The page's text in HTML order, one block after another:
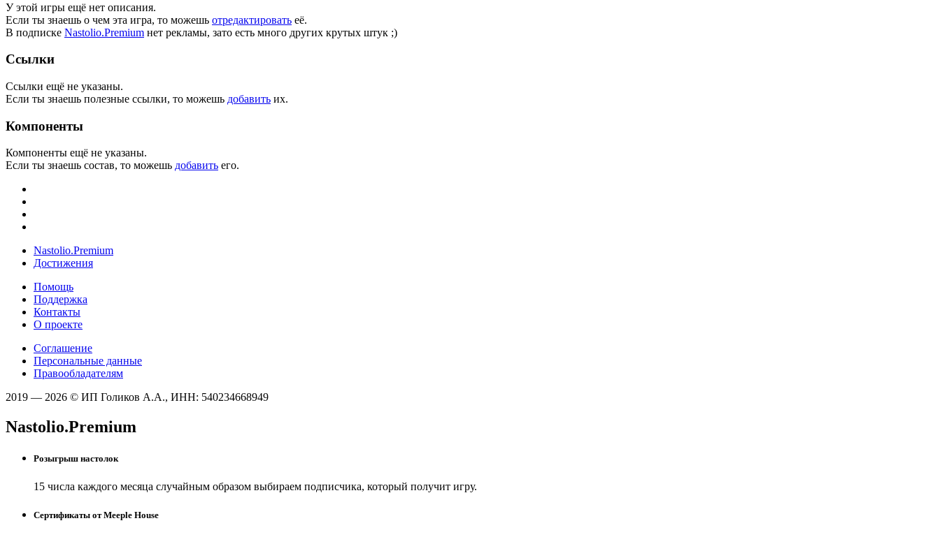
У этой игры ещё нет описания.
Если ты знаешь о чем эта игра, то можешь отредактировать её.
В подписке Nastolio.Premium нет рекламы, зато есть много других крутых штук ;)
Ссылки
Ссылки ещё не указаны.
Если ты знаешь полезные ссылки, то можешь добавить их.
Компоненты
Компоненты ещё не указаны.
Если ты знаешь состав, то можешь добавить его.
Nastolio.Premium
Достижения
Помощь
Поддержка
Контакты
О проекте
Соглашение
Персональные данные
Правообладателям
2019 — 2026 © ИП Голиков А.А., ИНН: 540234668949
Nastolio.Premium
Розыгрыш настолок
15 числа каждого месяца случайным образом выбираем подписчика, который получит игру.
Сертификаты от Meeple House